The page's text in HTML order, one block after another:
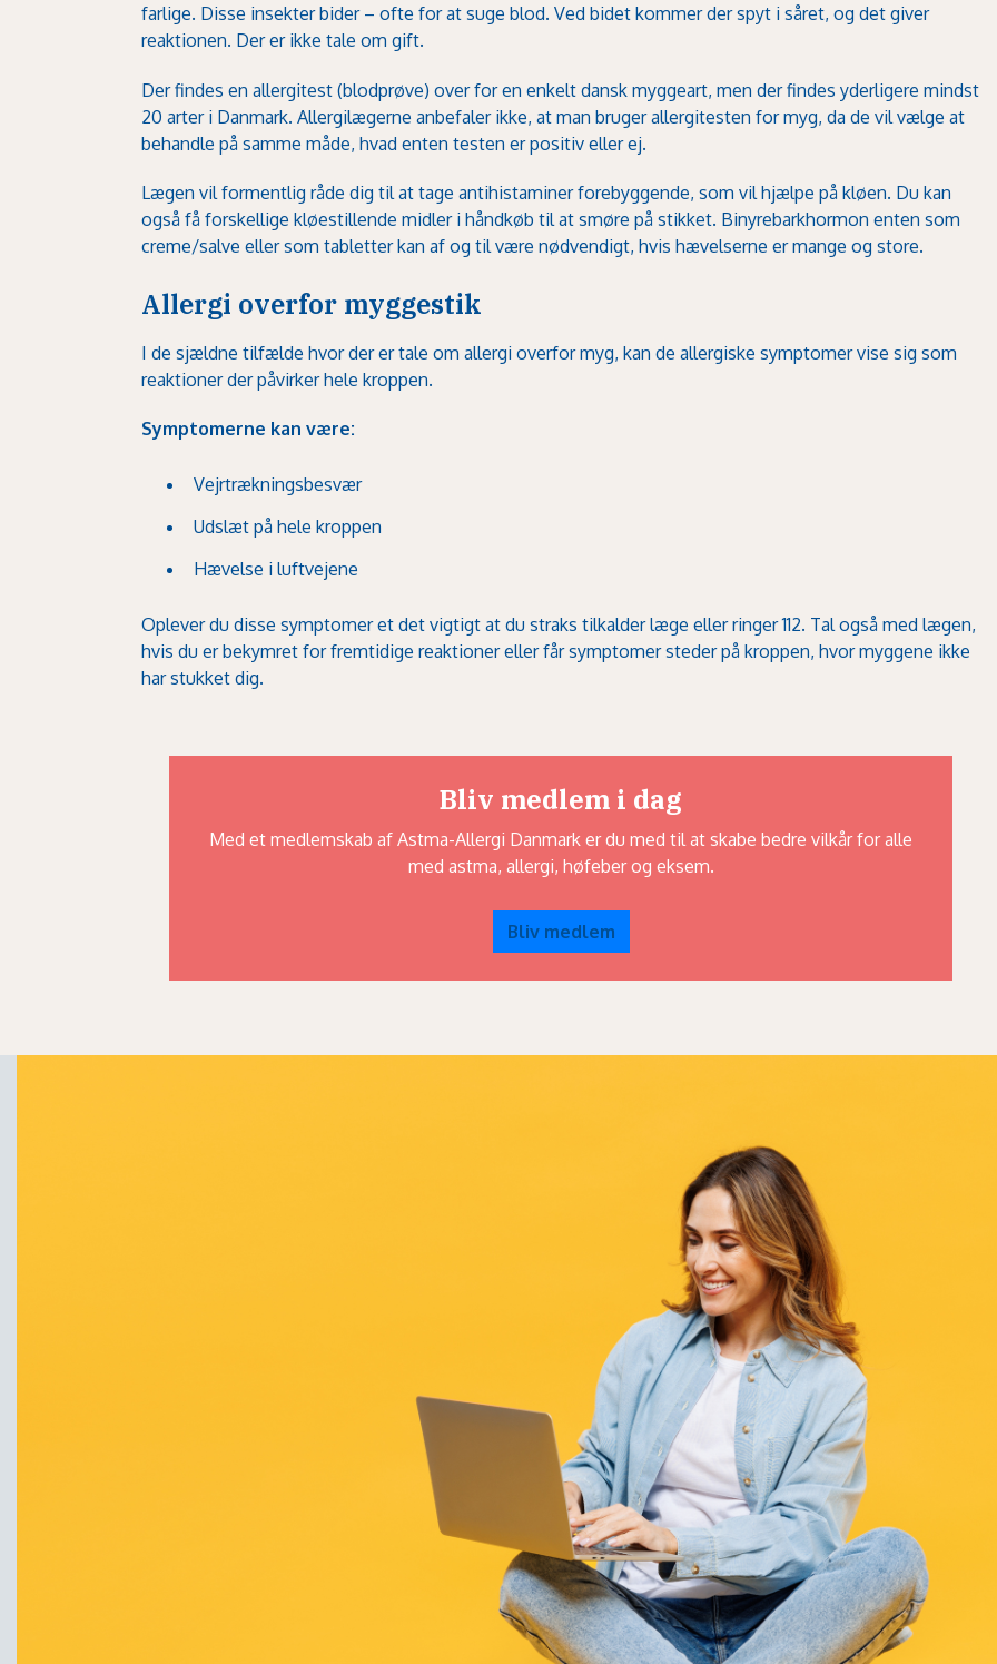
farlige. Disse insekter bider – ofte for at suge blod. Ved bidet kommer der spyt i såret, og det giver
reaktionen. Der er ikke tale om gift.
Der findes en allergitest (blodprøve) over for en enkelt dansk myggeart, men der findes yderligere mindst
20 arter i Danmark. Allergilægerne anbefaler ikke, at man bruger allergitesten for myg, da de vil vælge at
behandle på samme måde, hvad enten testen er positiv eller ej.
Lægen vil formentlig råde dig til at tage antihistaminer forebyggende, som vil hjælpe på kløen. Du kan
også få forskellige kløestillende midler i håndkøb til at smøre på stikket. Binyrebarkhormon enten som
creme/salve eller som tabletter kan af og til være nødvendigt, hvis hævelserne er mange og store.
Allergi overfor myggestik
I de sjældne tilfælde hvor der er tale om allergi overfor myg, kan de allergiske symptomer vise sig som
reaktioner der påvirker hele kroppen.
Symptomerne kan være:
Vejrtrækningsbesvær
Udslæt på hele kroppen
Hævelse i luftvejene
Oplever du disse symptomer et det vigtigt at du straks tilkalder læge eller ringer 112. Tal også med lægen,
hvis du er bekymret for fremtidige reaktioner eller får symptomer steder på kroppen, hvor myggene ikke
har stukket dig.
Bliv medlem i dag
Med et medlemskab af Astma-Allergi Danmark er du med til at skabe bedre vilkår for alle
med astma, allergi, høfeber og eksem.
Bliv medlem